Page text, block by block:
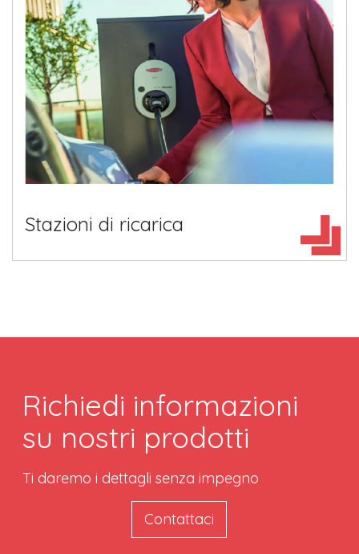
Stazioni di ricarica
Richiedi informazioni
su nostri prodotti
Ti daremo i dettagli senza impegno
Contattaci